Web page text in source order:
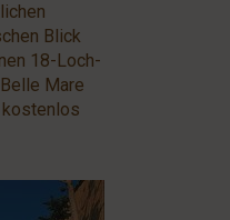
Blick
18-Loch-
Mare